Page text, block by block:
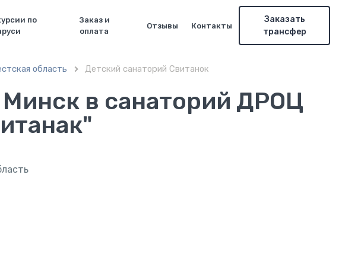
по
Заказ и
оплата
Отзывы Контакты
Заказать
трансфер
область  Детский санаторий Свитанок
в санаторий ДРОЦ